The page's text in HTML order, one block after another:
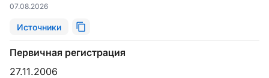
07.08.2026
Источники
Первичная регистрация
27.11.2006